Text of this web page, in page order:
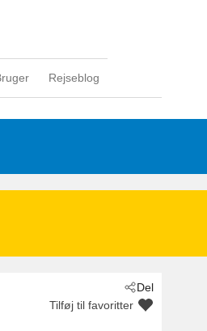
Rejseblog
Del
Tilføj til favoritter